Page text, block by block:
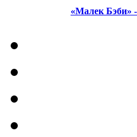
«Малек Бэби»